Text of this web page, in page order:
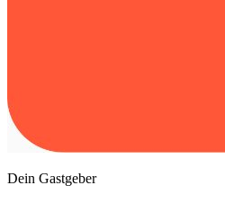
Dein Gastgeber